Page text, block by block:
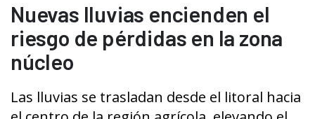
Nuevas lluvias encienden el
riesgo de pérdidas en la zona
núcleo
Las lluvias se trasladan desde el litoral hacia